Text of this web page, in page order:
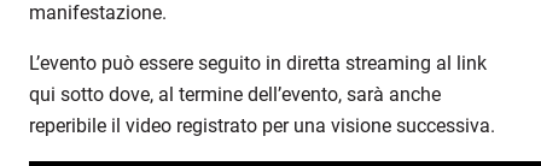
manifestazione.
L’evento può essere seguito in diretta streaming al link
qui sotto dove, al termine dell’evento, sarà anche
reperibile il video registrato per una visione successiva.